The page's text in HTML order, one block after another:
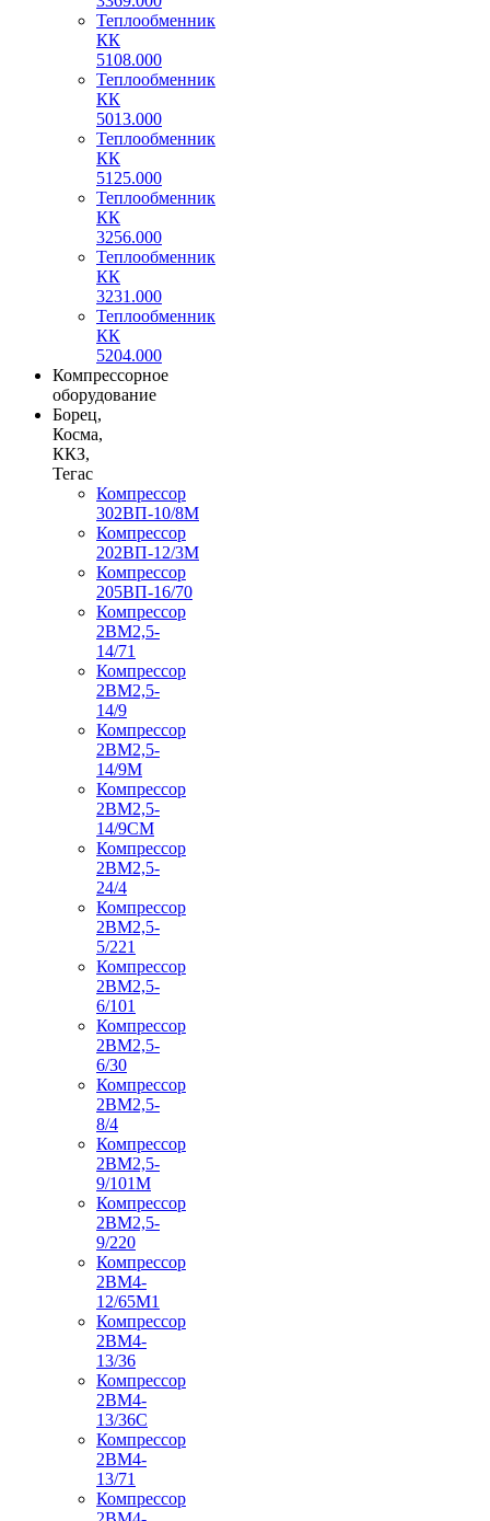
Теплообменник
КК
5108.000
Теплообменник
КК
5013.000
Теплообменник
КК
5125.000
Теплообменник
КК
3256.000
Теплообменник
КК
3231.000
Теплообменник
КК
5204.000
Компрессорное
оборудование
Борец,
Косма,
ККЗ,
Тегас
Компрессор
302ВП-10/8М
Компрессор
202ВП-12/3М
Компрессор
205ВП-16/70
Компрессор
2ВМ2,5-
14/71
Компрессор
2ВМ2,5-
14/9
Компрессор
2ВМ2,5-
14/9М
Компрессор
2ВМ2,5-
14/9СМ
Компрессор
2ВМ2,5-
24/4
Компрессор
2ВМ2,5-
5/221
Компрессор
2ВМ2,5-
6/101
Компрессор
2ВМ2,5-
6/30
Компрессор
2ВМ2,5-
8/4
Компрессор
2ВМ2,5-
9/101М
Компрессор
2ВМ2,5-
9/220
Компрессор
2ВМ4-
12/65М1
Компрессор
2ВМ4-
13/36
Компрессор
2ВМ4-
13/36С
Компрессор
2ВМ4-
13/71
Компрессор